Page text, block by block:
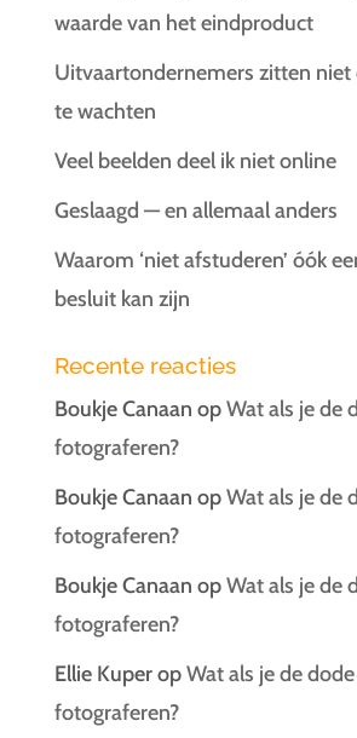
waarde van het eindproduct
Uitvaartondernemers zitten
te wachten
Veel beelden deel ik niet online
Geslaagd — en allemaal anders
Waarom ‘niet afstuderen’ óók
besluit kan zijn
Recente reacties
Boukje Canaan opWat als je de
fotograferen?
Boukje Canaan opWat als je de
fotograferen?
Boukje Canaan opWat als je de
fotograferen?
Ellie KuperopWat als je de
fotograferen?